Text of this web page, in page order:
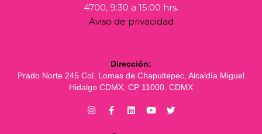
4700, 9:30 a 15:00 hrs.
Aviso de privacidad
Dirección:
Prado Norte 245 Col. Lomas de Chapultepec, Alcaldía Miguel
Hidalgo CDMX, CP 11000. CDMX